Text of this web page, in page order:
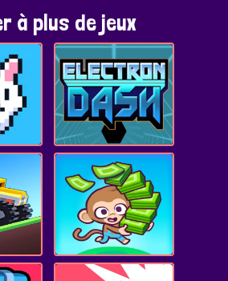
à plus de jeux